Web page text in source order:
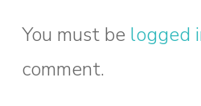
You must be logged
comment.